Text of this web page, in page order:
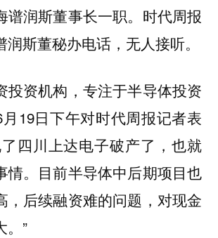
谱润斯董事长一职。时代周报
斯董秘办电话，无人接听。
投资机构，专注于半导体投资
19日下午对时代周报记者表
四川上达电子破产了，也就
情。目前半导体中后期项目也
，后续融资难的问题，对现金
。”